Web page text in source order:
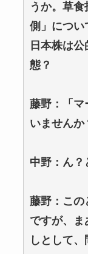
うか。草
側」につい
日本株は
態？
藤野：「マ
いませんか
中野：ん？
藤野：この
ですが、ま
しとして